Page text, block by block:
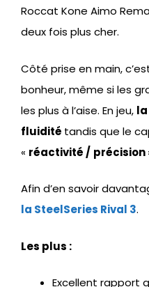
Roccat Kone Aimo
deux fois plus cher.
Côté prise en main,
bonheur, même si les
les plus à l’aise. En jeu,
fluidité tandis que le
« réactivité / précision
Afin d’en savoir
la SteelSeries Rival 3.
Les plus :
Excellent rapport